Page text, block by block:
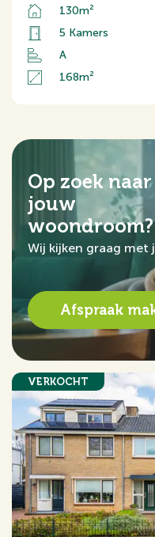
130m²
5 Kamers
A
168m²
Op zoek naar
jouw
woondroom?
Wij kijken graag met
Afspraak
VERKOCHT